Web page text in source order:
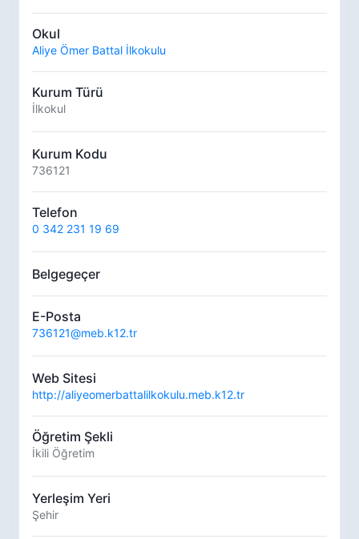
Okul
Aliye Ömer Battal İlkokulu
Kurum Türü
İlkokul
Kurum Kodu
736121
Telefon
0 342 231 19 69
Belgegeçer
E-Posta
736121@meb.k12.tr
Web Sitesi
http://aliyeomerbattalilkokulu.meb.k12.tr
Öğretim Şekli
İkili Öğretim
Yerleşim Yeri
Şehir